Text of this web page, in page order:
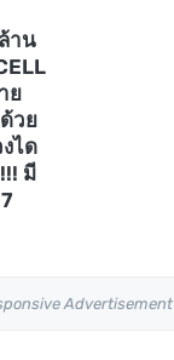
าน
ย
วย
ได
มี
Advertisement